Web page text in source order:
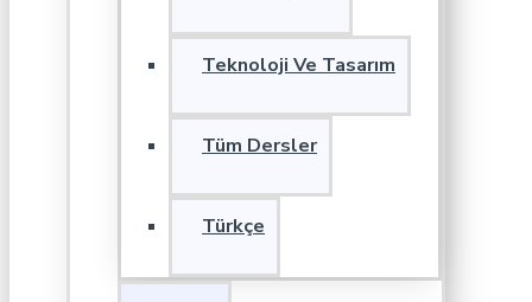
Teknoloji Ve Tasarım
Tüm Dersler
Türkçe